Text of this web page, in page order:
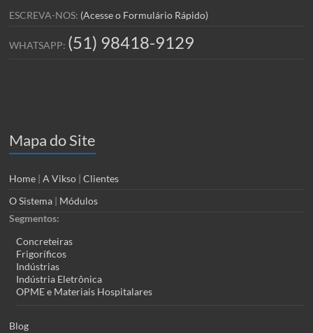
ESCREVA-NOS: (Acesse o Formulário Rápido)
WHATSAPP: (51) 98418-9129
Mapa do Site
Home |A Vikso |Clientes
O Sistema | Módulos
Segmentos:
Concreteiras
Frigoríficos
Indústrias
Indústria Eletrônica
OPME e Materiais Hospitalares
Blog